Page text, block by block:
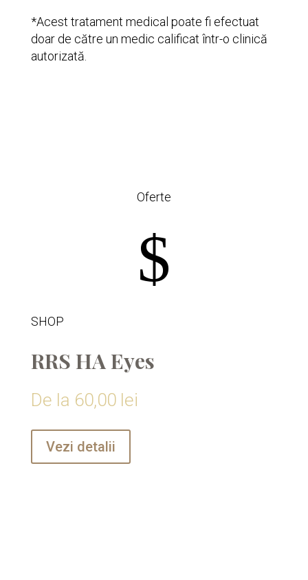
*Acest tratament medical poate fi efectuat
doar de către un medic calificat într-o clinică
autorizată.
Oferte
$
SHOP
RRS HA Eyes
De la 60,00 lei
Vezi detalii